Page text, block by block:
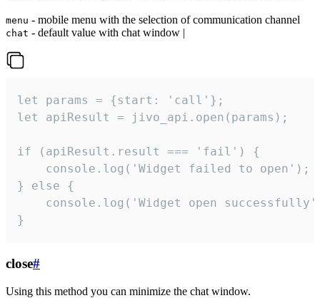
menu - mobile menu with the selection of communication channel
chat - default value with chat window |
let params = {start: 'call'};
let apiResult = jivo_api.open(params);
if (apiResult.result === 'fail') {
    console.log('Widget failed to open');
} else {
console.log('Widget open
}
close#
Using this method you can minimize the chat window.